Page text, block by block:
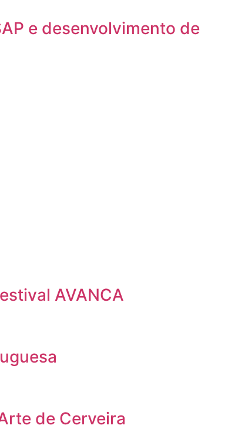
e desenvolvimento de
AVANCA
de Cerveira